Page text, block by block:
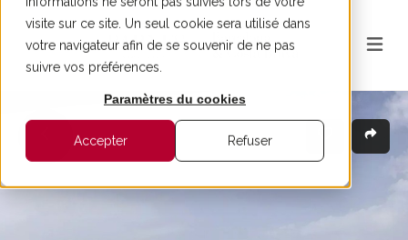
visite sur ce site. Un seul cookie sera utilisé dans
votre navigateur afin de se souvenir de ne pas
suivre vos préférences.
Paramètres du cookies
Accepter Refuser